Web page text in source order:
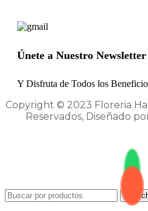
Únete a Nuestro Newsletter
Y Disfruta de Todos los
Copyright © 2023 Floreria
Reservados, Diseñado